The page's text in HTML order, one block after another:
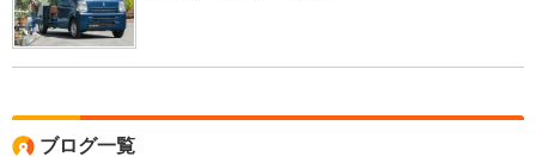
ブログ一覧